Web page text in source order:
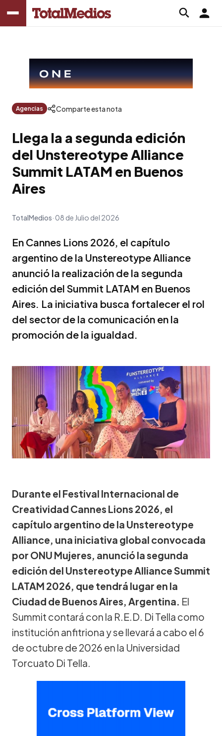
Agencias Comparte esta nota
Llega la a segunda edición
del Unstereotype Alliance
Summit LATAM en Buenos
Aires
TotalMedios 08 de Julio del 2026
En Cannes Lions 2026, el capítulo
argentino de la Unstereotype Alliance
anunció la realización de la segunda
edición del Summit LATAM en Buenos
Aires. La iniciativa busca fortalecer el rol
del sector de la comunicación en la
promoción de la igualdad.
Durante el Festival Internacional de
Creatividad Cannes Lions 2026, el
capítulo argentino de la Unstereotype
Alliance, una iniciativa global convocada
por ONU Mujeres, anunció la segunda
edición del Unstereotype Alliance Summit
LATAM 2026, que tendrá lugar en la
Ciudad de Buenos Aires, Argentina. El
Summit contará con la R.E.D. Di Tella como
institución anfitriona y se llevará a cabo el 6
de octubre de 2026 en la Universidad
Torcuato Di Tella.